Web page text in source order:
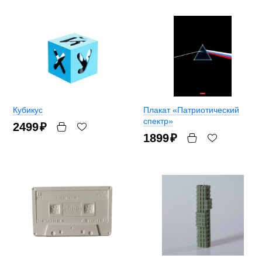
Кубикус
2499₽
Плакат «Патриотический
спектр»
1899₽